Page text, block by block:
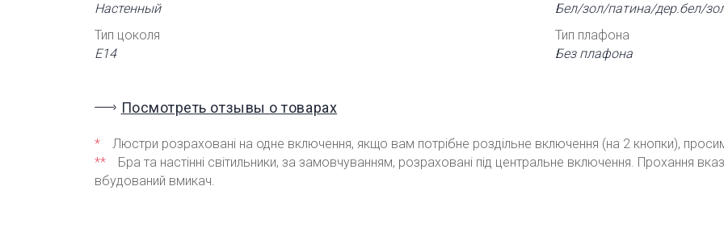
Настенный
Тип цоколя
Е14
Бел/зол/патина/дер.бел/
Тип плафона
Без плафона
Посмотреть отзывы о товарах
*
Люстри розраховані на одне включення, якщо вам потрібне роздільне включення (на 2 кнопки),
**
Бра та настінні світильники, за замовчуванням, розраховані під центральне включення. Прохання
вбудований вмикач.